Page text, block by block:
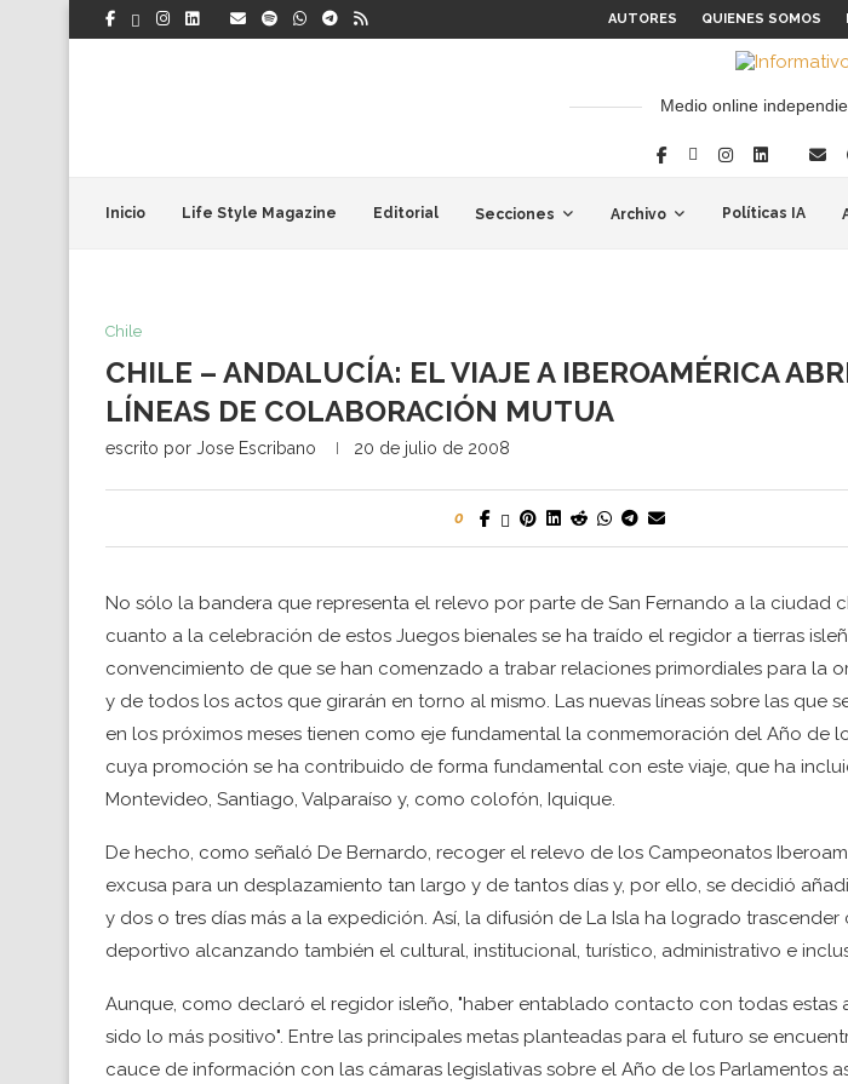
AUTORES QUIENES SOMOS
Medio online
Inicio Life Style Magazine Editorial Secciones Archivo Políticas IA
Chile
CHILE – ANDALUCÍA: EL VIAJE A IBEROAMÉRICA
LÍNEAS DE COLABORACIÓN MUTUA
escrito por Jose Escribano 20 de julio de 2008
0
No sólo la bandera que representa el relevo por parte de San Fernando a la ciudad
cuanto a la celebración de estos Juegos bienales se ha traído el regidor a tierras
convencimiento de que se han comenzado a trabar relaciones primordiales para la
y de todos los actos que girarán en torno al mismo. Las nuevas líneas sobre las que
en los próximos meses tienen como eje fundamental la conmemoración del Año de
cuya promoción se ha contribuido de forma fundamental con este viaje, que ha
Montevideo, Santiago, Valparaíso y, como colofón, Iquique.
De hecho, como señaló De Bernardo, recoger el relevo de los Campeonatos
excusa para un desplazamiento tan largo y de tantos días y, por ello, se decidió
y dos o tres días más a la expedición. Así, la difusión de La Isla ha logrado
deportivo alcanzando también el cultural, institucional, turístico, administrativo e
Aunque, como declaró el regidor isleño, "haber entablado contacto con todas estas
sido lo más positivo". Entre las principales metas planteadas para el futuro se
cauce de información con las cámaras legislativas sobre el Año de los Parlamentos